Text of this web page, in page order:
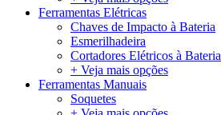
Ferramentas Elétricas
Chaves de Impacto à Bateria
Esmerilhadeira
Cortadores Elétricos à Bateria
+ Veja mais opções
Ferramentas Manuais
Soquetes